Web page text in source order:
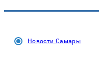
Новости Самары